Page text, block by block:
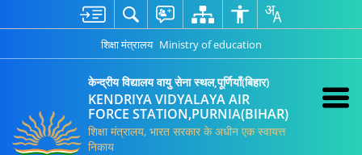
शिक्षा मंत्रालय Ministry of education
केन्द्रीय विद्यालय वायु सेना स्थल,पूर्णियाँ(बिहार)
KENDRIYA VIDYALAYA AIR
FORCE STATION,PURNIA(BIHAR)
शिक्षा मंत्रालय, भारत सरकार के अधीन एक स्वायत्त
निकाय